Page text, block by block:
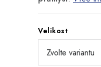
Velikost